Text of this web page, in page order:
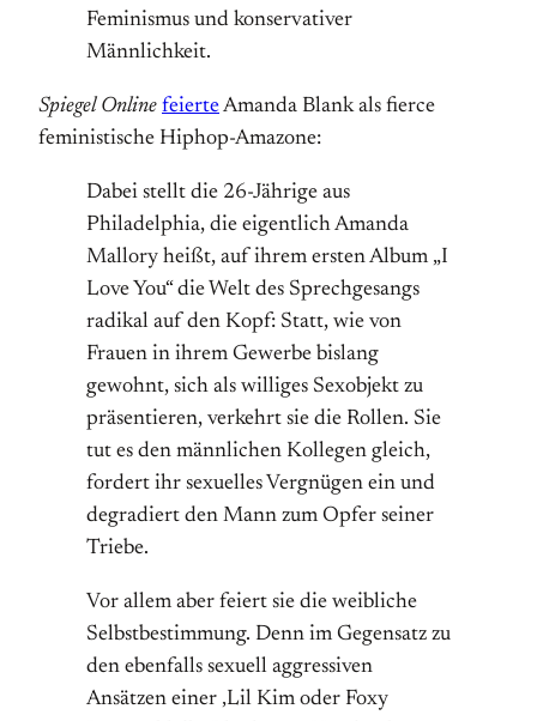
Feminismus und konservativer
Männlichkeit.
Spiegel Online feierteAmanda Blank als fierce
feministische Hiphop-Amazone:
Dabei stellt die 26-Jährige aus
Philadelphia, die eigentlich Amanda
Mallory heißt, auf ihrem ersten Album „I
Love You“ die Welt des Sprechgesangs
radikal auf den Kopf: Statt, wie von
Frauen in ihrem Gewerbe bislang
gewohnt, sich als williges Sexobjekt zu
präsentieren, verkehrt sie die Rollen. Sie
tut es den männlichen Kollegen gleich,
fordert ihr sexuelles Vergnügen ein und
degradiert den Mann zum Opfer seiner
Triebe.
Vor allem aber feiert sie die weibliche
Selbstbestimmung. Denn im Gegensatz zu
den ebenfalls sexuell aggressiven
Ansätzen einer ‚Lil Kim oder Foxy